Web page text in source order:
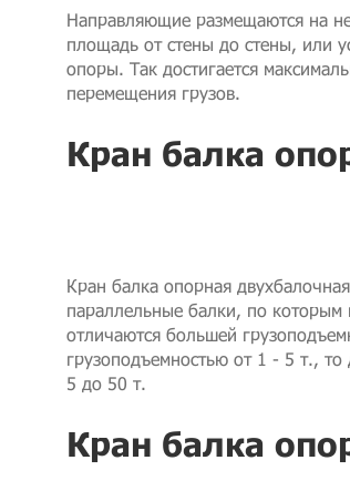
Направляющие размещаются на
площадь от стены до стены, или
опоры. Так достигается
перемещения грузов.
Кран балка
Кран балка опорная
параллельные балки, по которым
отличаются большей
грузоподъемностью от 1 - 5 т., то
5 до 50 т.
Кран балка